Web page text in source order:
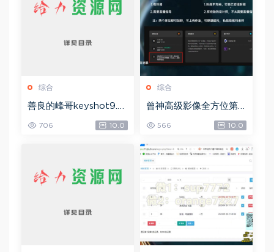
综合
善良的峰哥keyshot9.0
6G)
706 10.0
综合
曾神高级影像全方位第
G)
566 10.0